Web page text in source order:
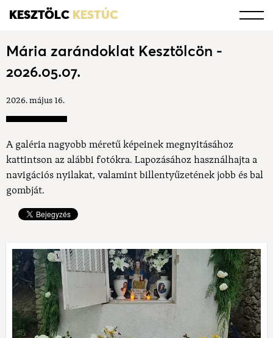
KESZTÖLC KESTÚC
Mária zarándoklat Kesztölcön -
2026.05.07.
2026. május 16.
A galéria nagyobb méretű képeinek megnyitásához
kattintson az alábbi fotókra. Lapozásához használhajta a
navigációs nyilakat, valamint billentyűzetének jobb és bal
gombját.